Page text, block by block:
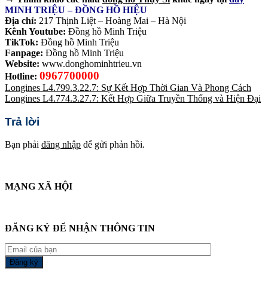
MINH TRIỆU – ĐỒNG HỒ HIỆU
Địa chỉ: 217 Thịnh Liệt – Hoàng Mai – Hà Nội
Kênh Youtube: Đồng hồ Minh Triệu
TikTok: Đồng hồ Minh Triệu
Fanpage: Đồng hồ Minh Triệu
Website: www.donghominhtrieu.vn
Hotline: 0967700000
Longines L4.799.3.22.7: Sự Kết Hợp Thời Gian Và Phong Cách
Longines L4.774.3.27.7: Kết Hợp Giữa Truyền Thống và Hiện Đại
Trả lời
Bạn phải đăng nhập để gửi phản hồi.
MẠNG XÃ HỘI
ĐĂNG KÝ ĐỂ NHẬN THÔNG TIN